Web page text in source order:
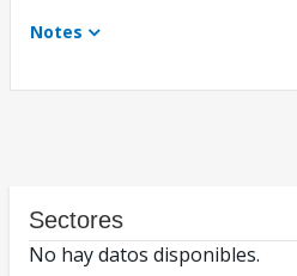
Notes
Sectores
No hay datos disponibles.